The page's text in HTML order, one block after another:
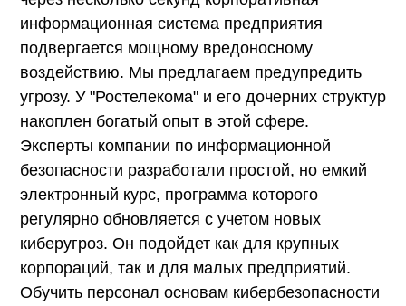
информационная система предприятия
подвергается мощному вредоносному
воздействию. Мы предлагаем предупредить
угрозу. У "Ростелекома" и его дочерних структур
накоплен богатый опыт в этой сфере.
Эксперты компании по информационной
безопасности разработали простой, но емкий
электронный курс, программа которого
регулярно обновляется с учетом новых
киберугроз. Он подойдет как для крупных
корпораций, так и для малых предприятий.
Обучить персонал основам кибербезопасности